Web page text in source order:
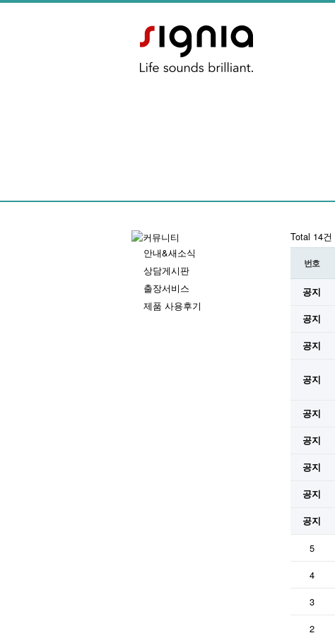
안내&새소식
상담게시판
출장서비스
제품 사용후기
Total 14건
번호
공지
공지
공지
공지
공지
공지
공지
공지
공지
5
4
3
2